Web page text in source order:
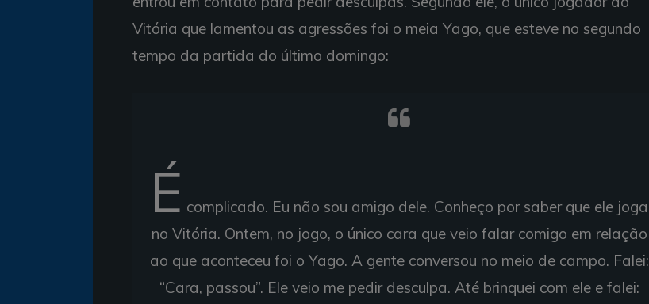
Vitória que lamentou as agressões foi o meia Yago, que esteve no segundo
tempo da partida do último domingo:
É complicado. Eu não sou amigo dele. Conheço por saber que ele joga
no Vitória. Ontem, no jogo, o único cara que veio falar comigo em relação
ao que aconteceu foi o Yago. A gente conversou no meio de campo. Falei:
“Cara, passou”. Ele veio me pedir desculpa. Até brinquei com ele e falei: